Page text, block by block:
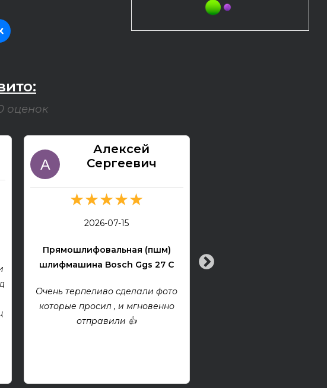
оценок
Алексей
Сергеевич
★★★★★
2026-07-15
Прямошлифовальная (пшм)
шлифмашина Bosch Ggs 27 C
Очень терпеливо сделали фото
которые просил , и мгновенно
отправили 👍
Все хорошо! Гитара